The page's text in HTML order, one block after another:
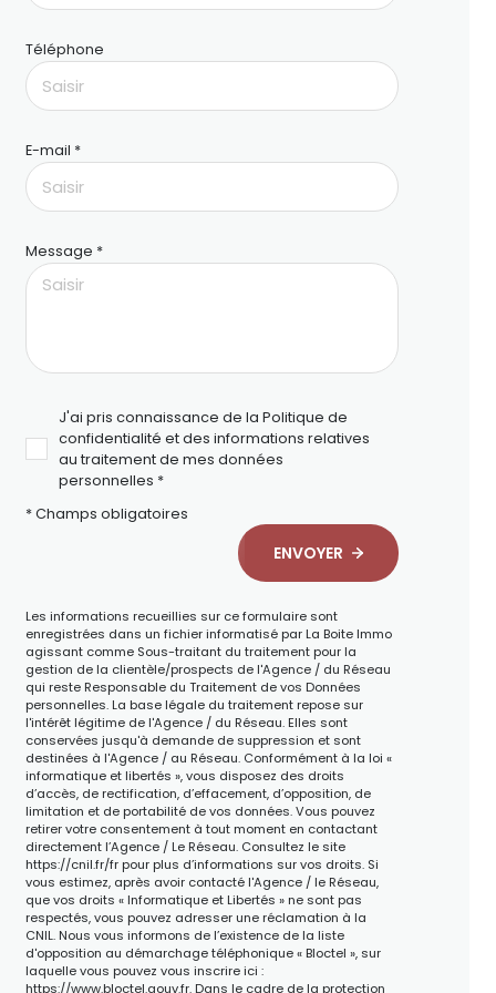
Téléphone
E-mail *
Message *
J'ai pris connaissance de la Politique de
confidentialité et des informations relatives
au traitement de mes données
personnelles *
* Champs obligatoires
ENVOYER
Les informations recueillies sur ce formulaire sont
enregistrées dans un fichier informatisé par La Boite Immo
agissant comme Sous-traitant du traitement pour la
gestion de la clientèle/prospects de l'Agence / du Réseau
qui reste Responsable du Traitement de vos Données
personnelles. La base légale du traitement repose sur
l'intérêt légitime de l'Agence / du Réseau. Elles sont
conservées jusqu'à demande de suppression et sont
destinées à l'Agence / au Réseau. Conformément à la loi «
informatique et libertés », vous disposez des droits
d’accès, de rectification, d’effacement, d’opposition, de
limitation et de portabilité de vos données. Vous pouvez
retirer votre consentement à tout moment en contactant
directement l’Agence / Le Réseau. Consultez le site
https://cnil.fr/frpour plus d’informations sur vos droits. Si
vous estimez, après avoir contacté l'Agence / le Réseau,
que vos droits « Informatique et Libertés » ne sont pas
respectés, vous pouvez adresser une réclamation à la
CNIL. Nous vous informons de l’existence de la liste
d'opposition au démarchage téléphonique « Bloctel », sur
laquelle vous pouvez vous inscrire ici :
https://www.bloctel.gouv.fr. Dans le cadre de la protection